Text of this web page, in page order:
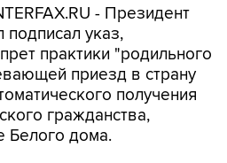
практики "родильного
приезд в страну
получения
гражданства,
Белого дома.
этого бизнес,